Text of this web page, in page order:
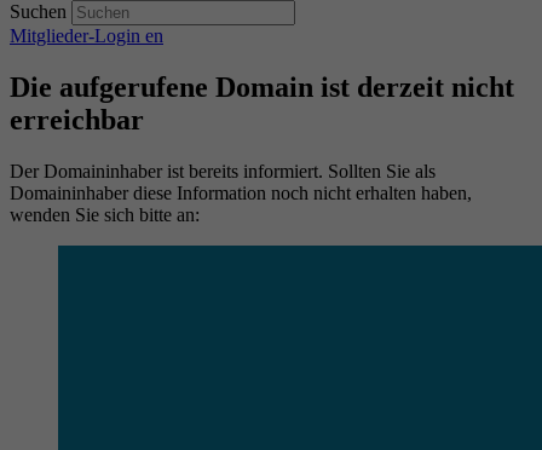
Suchen
Mitglieder-Login en
Die aufgerufene Domain ist derzeit nicht
erreichbar
Der Domaininhaber ist bereits informiert. Sollten Sie als
Domaininhaber diese Information noch nicht erhalten haben,
wenden Sie sich bitte an: